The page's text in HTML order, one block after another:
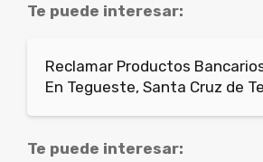
Te puede interesar:
Reclamar Productos
En Tegueste, Santa Cruz de
Te puede interesar: